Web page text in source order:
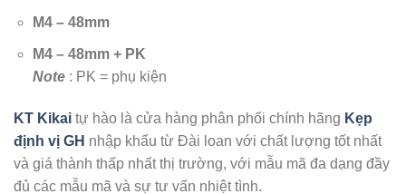
M4 – 48mm
M4 – 48mm + PK
Note: PK = phụ kiện
KT Kikai tự hào là cửa hàng phân phối chính hãng Kẹp
định vị GH nhập khẩu từ Đài loan với chất lượng tốt nhất
và giá thành thấp nhất thị trường, với mẫu mã đa dạng đầy
đủ các mẫu mã và sự tư vấn nhiệt tình.